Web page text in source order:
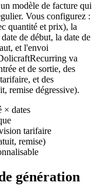
modèle de facture qui
Vous configurez :
quantité et prix), la
de début, la date de
et l'envoi
va
et de sortie, des
et des
remise dégressive).
× dates
tarifaire
remise)
génération